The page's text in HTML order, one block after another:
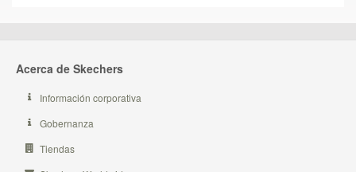
Acerca de Skechers
Información corporativa
Gobernanza
Tiendas